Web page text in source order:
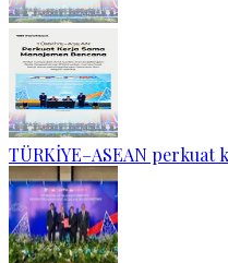
TÜRKİYE–ASEAN perkuat